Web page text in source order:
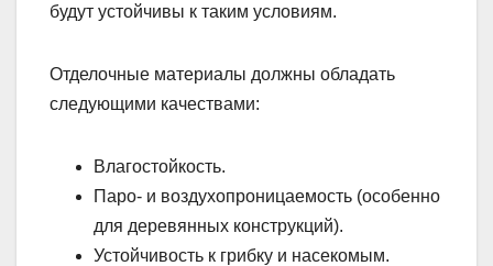
будут устойчивы к таким условиям.
Отделочные материалы должны обладать
следующими качествами:
Влагостойкость.
Паро- и воздухопроницаемость (особенно
для деревянных конструкций).
Устойчивость к грибку и насекомым.